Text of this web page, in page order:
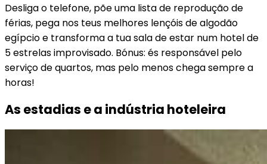
Desliga o telefone, põe uma lista de reprodução de
férias, pega nos teus melhores lençóis de algodão
egípcio e transforma a tua sala de estar num hotel de
5 estrelas improvisado. Bónus: és responsável pelo
serviço de quartos, mas pelo menos chega sempre a
horas!
As estadias e a indústria hoteleira